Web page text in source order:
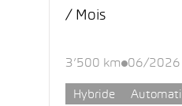
/ Mois
3’500 km 06/2026
Hybride